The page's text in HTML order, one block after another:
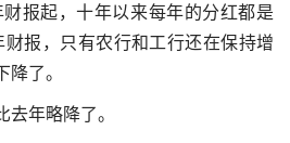
报起，十年以来每年的分红都是
报，只有农行和工行还在保持增
了。
年略降了。